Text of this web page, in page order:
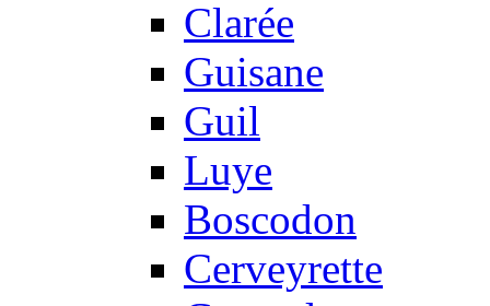
Clarée
Guisane
Guil
Luye
Boscodon
Cerveyrette